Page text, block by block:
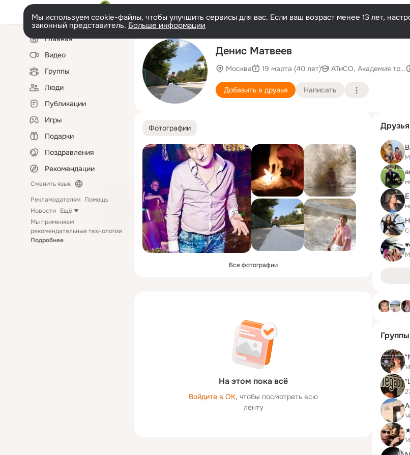
Мы используем cookie-файлы, чтобы улучшить сервисы для вас. Если ваш возраст менее 13 лет,
законный представитель. Больше информации
Левая
колонкаГлавная
Видео
Группы
Люди
Публикации
Игры
Подарки
Поздравления
Рекомендации
Сменить язык
Рекламодателям Помощь
Новости Ещё
Мы применяем
рекомендательные технологии
Подробнее
Денис Матвеев
Москва 19 марта (40 лет) АТиСО, Академия
Добавить в друзья Написать
Фотографии
Все фотографии
На этом пока всё
Войдите в ОК, чтобы посмотреть всю
ленту
Друзья
Группы